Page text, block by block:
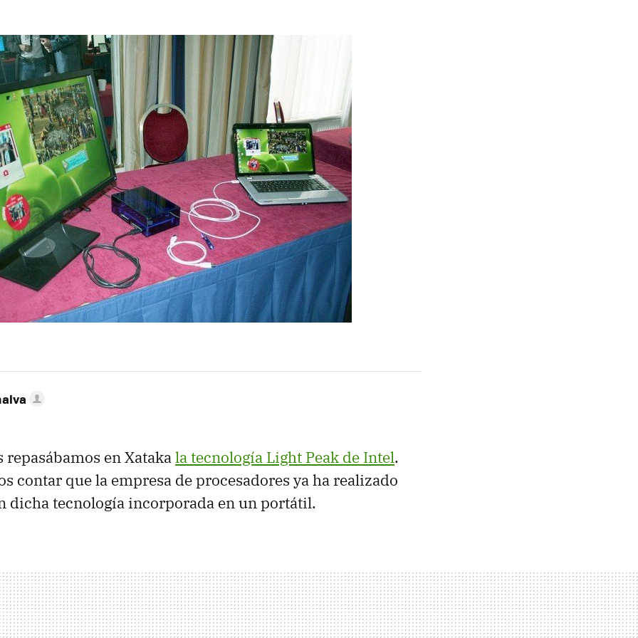
repasábamos en Xatakala tecnología Light Peak de Intel.
contar que la empresa de procesadores ya ha realizado
dicha tecnología incorporada en un portátil.